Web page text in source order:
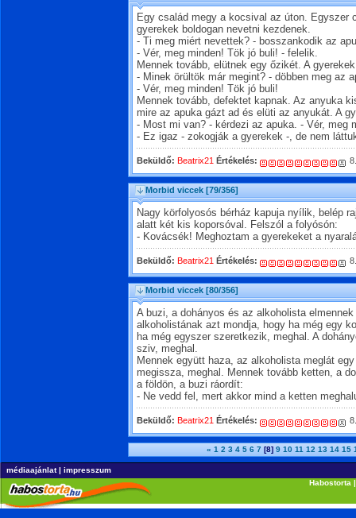
Egy család megy a kocsival az úton. Egyszer
gyerekek boldogan nevetni kezdenek.
- Ti meg miért nevettek? - bosszankodik az
- Vér, meg minden! Tök jó buli! - felelik.
Mennek tovább, elütnek egy őzikét. A
- Minek örültök már megint? - döbben meg az
- Vér, meg minden! Tök jó buli!
Mennek tovább, defektet kapnak. Az anyuka
mire az apuka gázt ad és elüti az anyukát. A
- Most mi van? - kérdezi az apuka. - Vér, meg
- Ez igaz - zokogják a gyerekek -, de nem
Beküldő: Beatrix21 Értékelés:
Morbid viccek [79/356]
Nagy körfolyosós bérház kapuja nyílik, belép
alatt két kis koporsóval. Felszól a folyósón:
- Kovácsék! Meghoztam a gyerekeket a
Beküldő: Beatrix21 Értékelés:
Morbid viccek [80/356]
A buzi, a dohányos és az alkoholista
alkoholistának azt mondja, hogy ha még egy
ha még egyszer szeretkezik, meghal. A
sziv, meghal.
Mennek együtt haza, az alkoholista meglát
megissza, meghal. Mennek tovább ketten, a
a földön, a buzi ráordít:
- Ne vedd fel, mert akkor mind a ketten
Beküldő: Beatrix21 Értékelés:
« 1 2 3 4 5 6 7 [8] 9 10 11 12 13 14 15
médiaajánlat| impresszum
Habostorta